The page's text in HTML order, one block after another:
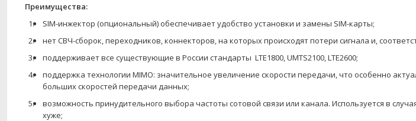
Преимущества:
SIM-инжектор (опциональный) обеспечивает удобство установки и замены SIM-карты;
нет СВЧ-сборок, переходников, коннекторов, на которых происходят потери сигнала и,
поддерживает все существующие в России стандарты LTE1800, UMTS2100, LTE2600;
поддержка технологии MIMO: значительное увеличение скорости передачи, что особенно
больших скоростей передачи данных;
возможность принудительного выбора частоты сотовой связи или канала. Используется в
хуже;